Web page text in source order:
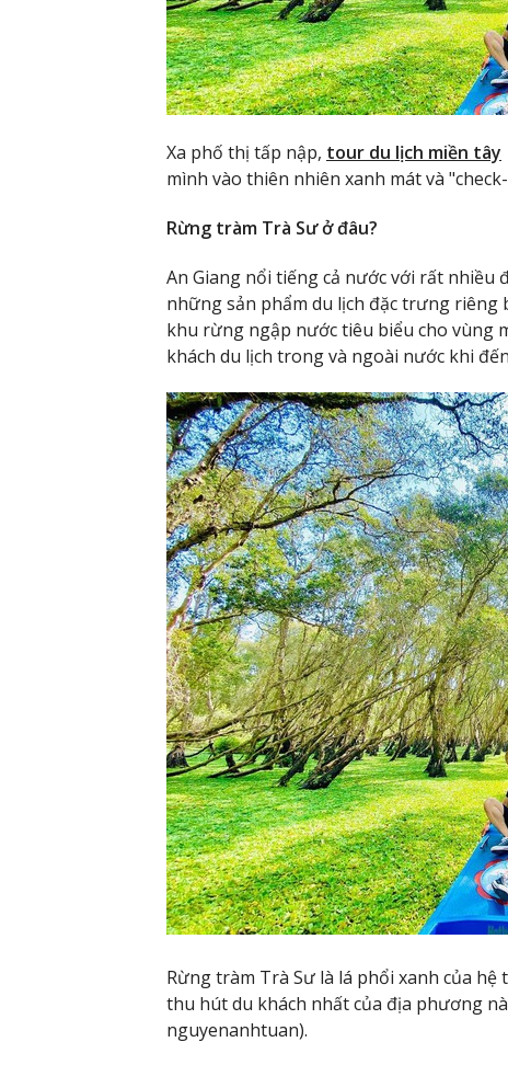
Xa phố thị tấp nập, tour du lịch miền tây
mình vào thiên nhiên xanh mát và
Rừng tràm Trà Sư ở đâu?
An Giang nổi tiếng cả nước với rất nhiều
những sản phẩm du lịch đặc trưng
khu rừng ngập nước tiêu biểu cho vùng
khách du lịch trong và ngoài nước khi
Rừng tràm Trà Sư là lá phổi xanh của
thu hút du khách nhất của địa phương
nguyenanhtuan).